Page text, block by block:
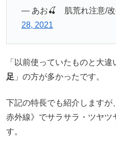
— あお🍒 肌荒れ注意/改
28, 2021
「以前使っていたものと大違
足 」の方が多かったです。
下記の特長でも紹介しますが
赤外線》でサラサラ・ツヤツ
す。